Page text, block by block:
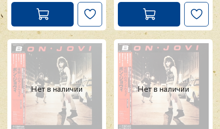
Нет в наличии Нет в наличии